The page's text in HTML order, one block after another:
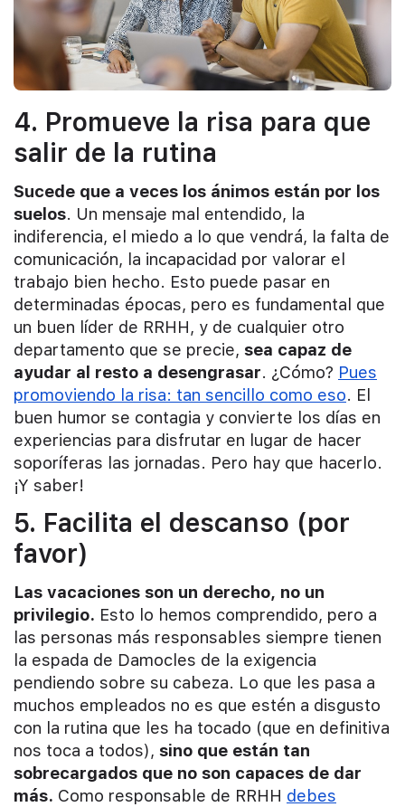
4. Promueve la risa para que
salir de la rutina
Sucede que a veces los ánimos están por los
suelos. Un mensaje mal entendido, la
indiferencia, el miedo a lo que vendrá, la falta de
comunicación, la incapacidad por valorar el
trabajo bien hecho. Esto puede pasar en
determinadas épocas, pero es fundamental que
un buen líder de RRHH, y de cualquier otro
departamento que se precie, sea capaz de
ayudar al resto a desengrasar. ¿Cómo? Pues
promoviendo la risa: tan sencillo como eso. El
buen humor se contagia y convierte los días en
experiencias para disfrutar en lugar de hacer
soporíferas las jornadas. Pero hay que hacerlo.
¡Y saber!
5. Facilita el descanso (por
favor)
Las vacaciones son un derecho, no un
privilegio. Esto lo hemos comprendido, pero a
las personas más responsables siempre tienen
la espada de Damocles de la exigencia
pendiendo sobre su cabeza. Lo que les pasa a
muchos empleados no es que estén a disgusto
con la rutina que les ha tocado (que en definitiva
nos toca a todos), sino que están tan
sobrecargados que no son capaces de dar
más. Como responsable de RRHH debes